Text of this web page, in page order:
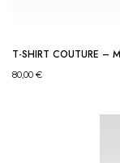
T-SHIRT COUTURE –
80,00 €